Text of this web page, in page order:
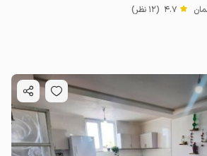
4.7 (12 نظر)